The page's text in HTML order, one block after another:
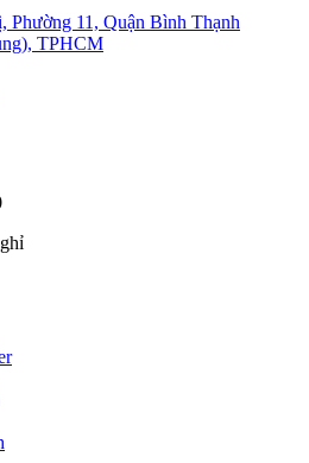
Phường 11, Quận Bình Thạnh
TPHCM